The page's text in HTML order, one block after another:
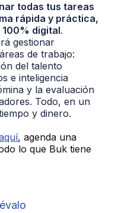
todas tus tareas
rápida y práctica,
digital.
gestionar
de trabajo:
del talento
e inteligencia
y la evaluación
Todo, en un
y dinero.
, agenda una
lo que Buk tiene